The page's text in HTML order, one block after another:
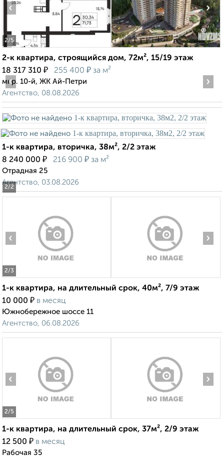
2/5
‹ ›
2-к квартира, строящийся дом, 72м², 15/19 этаж
18 317 310 ₽ 255 400 ₽ за м²
мкр. 10-й, ЖК Ай-Петри
Агентство, 08.08.2026
2/2
‹ ›
1-к квартира, вторичка, 38м², 2/2 этаж
8 240 000 ₽ 216 900 ₽ за м²
Отрадная 25
Агентство, 03.08.2026
2/3
‹ ›
1-к квартира, на длительный срок, 40м², 7/9 этаж
10 000 ₽ в месяц
Южнобережное шоссе 11
Агентство, 06.08.2026
2/5
‹ ›
1-к квартира, на длительный срок, 37м², 2/9 этаж
12 500 ₽ в месяц
Рабочая 35